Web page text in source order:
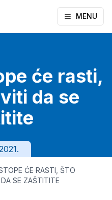
MENU
će rasti,
da se
ĆE RASTI, ŠTO
SE ZAŠTITITE